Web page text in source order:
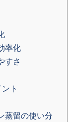
率化
すさ
ト
蒸留の使い分